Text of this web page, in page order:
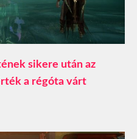
sikere után az
a régóta várt